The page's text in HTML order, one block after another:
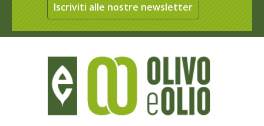
Iscriviti alle nostre newsletter